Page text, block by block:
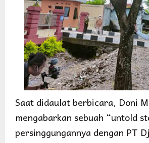
Saat didaulat berbicara, Doni
mengabarkan sebuah “untold
persinggungannya dengan PT